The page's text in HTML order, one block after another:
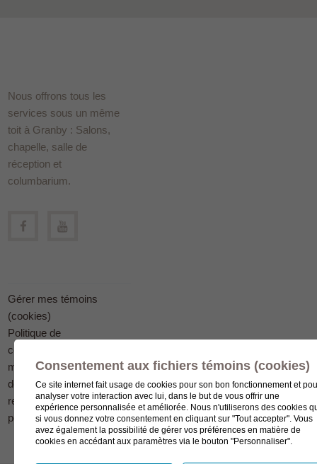
Nous offrons tous les
services sous un même
toit à Granby : Salons,
chapelle, salle de
réception et
columbarium.
Gérer mes témoins
(cookies)
Politique de
confidentialité en
matière
de protection des
renseignements
personnels
Consentement aux fichiers témoins (cookies)
Ce site internet fait usage de cookies pour son bon fonctionnement et
analyser votre interaction avec lui, dans le but de vous offrir une
expérience personnalisée et améliorée. Nous n'utiliserons des cookies
si vous donnez votre consentement en cliquant sur "Tout accepter". Vous
avez également la possibilité de gérer vos préférences en matière de
cookies en accédant aux paramètres via le bouton "Personnaliser".